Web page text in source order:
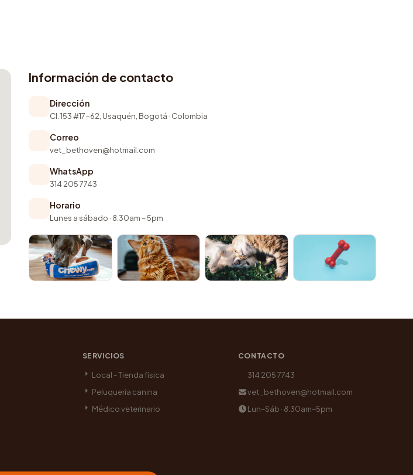
Información de contacto
Dirección
Cl. 153 #17-62, Usaquén, Bogotá · Colombia
Correo
vet_bethoven@hotmail.com
WhatsApp
314 205 7743
Horario
Lunes a sábado · 8:30am – 5pm
SERVICIOS
Local - Tienda física
Peluquería canina
Médico veterinario
CONTACTO
314 205 7743
vet_bethoven@hotmail.com
Lun–Sáb · 8:30am–5pm